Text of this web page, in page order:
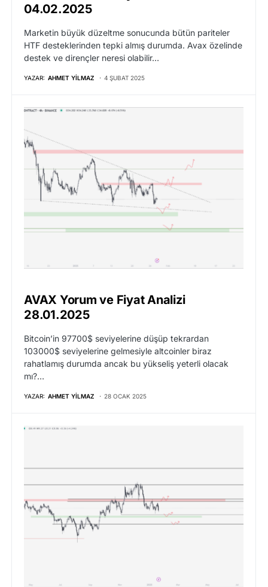
04.02.2025
Marketin büyük düzeltme sonucunda bütün pariteler
HTF desteklerinden tepki almış durumda. Avax özelinde
destek ve dirençler neresi olabilir…
YAZAR: AHMET YILMAZ 4 ŞUBAT 2025
AVAX Yorum ve Fiyat Analizi
28.01.2025
Bitcoin’in 97700$ seviyelerine düşüp tekrardan
103000$ seviyelerine gelmesiyle altcoinler biraz
rahatlamış durumda ancak bu yükseliş yeterli olacak
mı?…
YAZAR: AHMET YILMAZ 28 OCAK 2025